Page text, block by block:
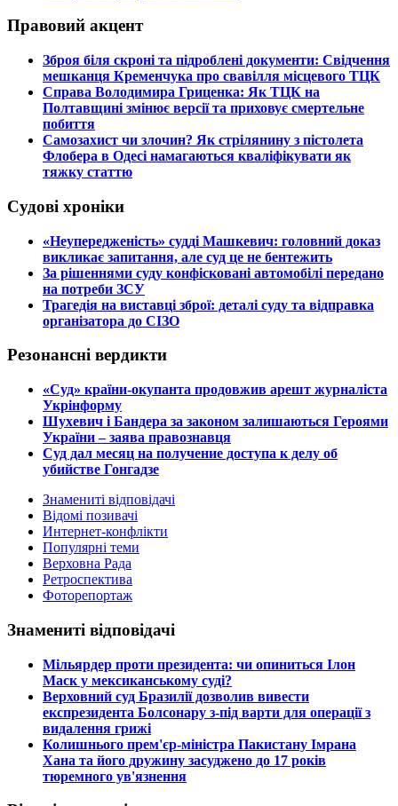
Правовий акцент
​Зброя біля скроні та підроблені документи: Свідчення
мешканця Кременчука про свавілля місцевого ТЦК
​Справа Володимира Гриценка: Як ТЦК на
Полтавщині змінює версії та приховує смертельне
побиття
​Самозахист чи злочин? Як стрілянину з пістолета
Флобера в Одесі намагаються кваліфікувати як
тяжку статтю
Судові хроніки
​«Неупередженість» судді Машкевич: головний доказ
викликає запитання, але суд це не бентежить
​За рішеннями суду конфісковані автомобілі передано
на потреби ЗСУ
​Трагедія на виставці зброї: деталі суду та відправка
організатора до СІЗО
Резонансні вердикти
​«Суд» країни-окупанта продовжив арешт журналіста
Укрінформу
Шухевич і Бандера за законом залишаються Героями
України – заява правознавця
Суд дал месяц на получение доступа к делу об
убийстве Гонгадзе
Знамениті відповідачі
Відомі позивачі
Интернет-конфлікти
Популярні теми
Верховна Рада
Ретроспектива
Фоторепортаж
Знамениті відповідачі
​Мільярдер проти президента: чи опиниться Ілон
Маск у мексиканському суді?
​Верховний суд Бразилії дозволив вивести
експрезидента Болсонару з-під варти для операції з
видалення грижі
​Колишнього прем'єр-міністра Пакистану Імрана
Хана та його дружину засуджено до 17 років
тюремного ув'язнення